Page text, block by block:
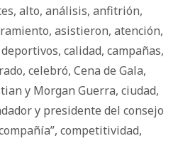
, alto, análisis, anfitrión,
, asistieron, atención,
, calidad, campañas,
, celebró, Cena de Gala,
y Morgan Guerra, ciudad,
y presidente del consejo
, competitividad,